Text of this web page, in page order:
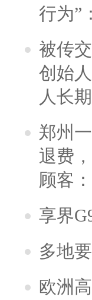
行为”
被传
创始
人长
郑州
退费
顾客
享界
多地
欧洲